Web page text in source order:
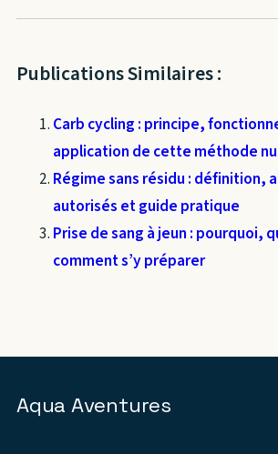
Publications Similaires :
Carb cycling : principe,
application de cette méthode
Régime sans résidu : définition,
autorisés et guide pratique
Prise de sang à jeun : pourquoi,
comment s’y préparer
Aqua Aventures